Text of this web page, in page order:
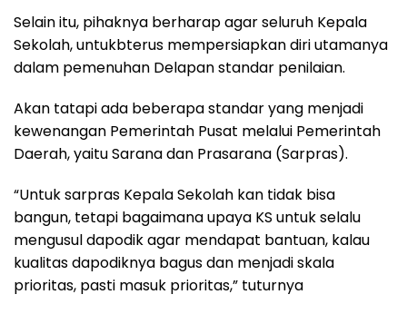
Selain itu, pihaknya berharap agar seluruh Kepala
Sekolah, untukbterus mempersiapkan diri utamanya
dalam pemenuhan Delapan standar penilaian.
Akan tatapi ada beberapa standar yang menjadi
kewenangan Pemerintah Pusat melalui Pemerintah
Daerah, yaitu Sarana dan Prasarana (Sarpras).
“Untuk sarpras Kepala Sekolah kan tidak bisa
bangun, tetapi bagaimana upaya KS untuk selalu
mengusul dapodik agar mendapat bantuan, kalau
kualitas dapodiknya bagus dan menjadi skala
prioritas, pasti masuk prioritas,” tuturnya